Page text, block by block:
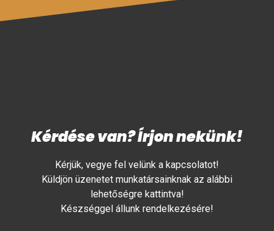
Kérdése van? Írjon nekünk!
Kérjük, vegye fel velünk a kapcsolatot!
Küldjön üzenetet munkatársainknak az alábbi
lehetőségre kattintva!
Készséggel állunk rendelkezésére!